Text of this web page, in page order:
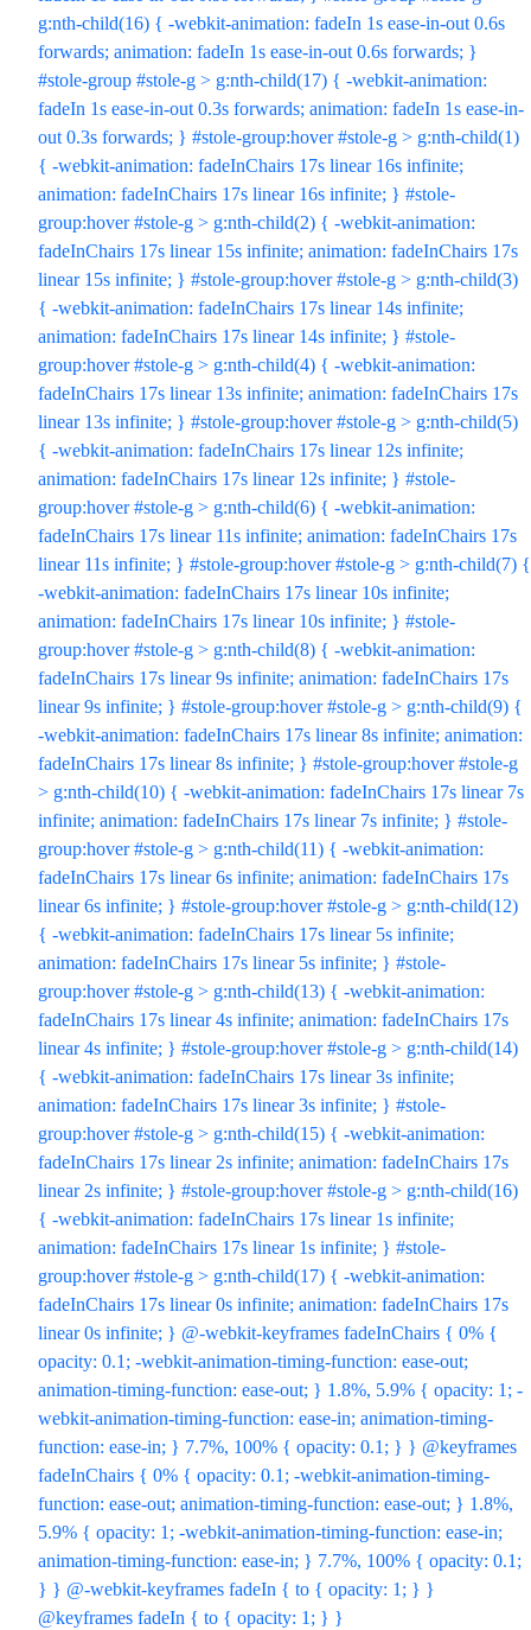
g:nth-child(16) { -webkit-animation: fadeIn 1s ease-in-out 0.6s
forwards; animation: fadeIn 1s ease-in-out 0.6s forwards; }
#stole-group #stole-g > g:nth-child(17) { -webkit-animation:
fadeIn 1s ease-in-out 0.3s forwards; animation: fadeIn 1s ease-in-
out 0.3s forwards; } #stole-group:hover #stole-g > g:nth-child(1)
{ -webkit-animation: fadeInChairs 17s linear 16s infinite;
animation: fadeInChairs 17s linear 16s infinite; } #stole-
group:hover #stole-g > g:nth-child(2) { -webkit-animation:
fadeInChairs 17s linear 15s infinite; animation: fadeInChairs 17s
linear 15s infinite; } #stole-group:hover #stole-g > g:nth-child(3)
{ -webkit-animation: fadeInChairs 17s linear 14s infinite;
animation: fadeInChairs 17s linear 14s infinite; } #stole-
group:hover #stole-g > g:nth-child(4) { -webkit-animation:
fadeInChairs 17s linear 13s infinite; animation: fadeInChairs 17s
linear 13s infinite; } #stole-group:hover #stole-g > g:nth-child(5)
{ -webkit-animation: fadeInChairs 17s linear 12s infinite;
animation: fadeInChairs 17s linear 12s infinite; } #stole-
group:hover #stole-g > g:nth-child(6) { -webkit-animation:
fadeInChairs 17s linear 11s infinite; animation: fadeInChairs 17s
linear 11s infinite; } #stole-group:hover #stole-g > g:nth-child(7) {
-webkit-animation: fadeInChairs 17s linear 10s infinite;
animation: fadeInChairs 17s linear 10s infinite; } #stole-
group:hover #stole-g > g:nth-child(8) { -webkit-animation:
fadeInChairs 17s linear 9s infinite; animation: fadeInChairs 17s
linear 9s infinite; } #stole-group:hover #stole-g > g:nth-child(9) {
-webkit-animation: fadeInChairs 17s linear 8s infinite; animation:
fadeInChairs 17s linear 8s infinite; } #stole-group:hover #stole-g
> g:nth-child(10) { -webkit-animation: fadeInChairs 17s linear 7s
infinite; animation: fadeInChairs 17s linear 7s infinite; } #stole-
group:hover #stole-g > g:nth-child(11) { -webkit-animation:
fadeInChairs 17s linear 6s infinite; animation: fadeInChairs 17s
linear 6s infinite; } #stole-group:hover #stole-g > g:nth-child(12)
{ -webkit-animation: fadeInChairs 17s linear 5s infinite;
animation: fadeInChairs 17s linear 5s infinite; } #stole-
group:hover #stole-g > g:nth-child(13) { -webkit-animation:
fadeInChairs 17s linear 4s infinite; animation: fadeInChairs 17s
linear 4s infinite; } #stole-group:hover #stole-g > g:nth-child(14)
{ -webkit-animation: fadeInChairs 17s linear 3s infinite;
animation: fadeInChairs 17s linear 3s infinite; } #stole-
group:hover #stole-g > g:nth-child(15) { -webkit-animation:
fadeInChairs 17s linear 2s infinite; animation: fadeInChairs 17s
linear 2s infinite; } #stole-group:hover #stole-g > g:nth-child(16)
{ -webkit-animation: fadeInChairs 17s linear 1s infinite;
animation: fadeInChairs 17s linear 1s infinite; } #stole-
group:hover #stole-g > g:nth-child(17) { -webkit-animation:
fadeInChairs 17s linear 0s infinite; animation: fadeInChairs 17s
linear 0s infinite; } @-webkit-keyframes fadeInChairs { 0% {
opacity: 0.1; -webkit-animation-timing-function: ease-out;
animation-timing-function: ease-out; } 1.8%, 5.9% { opacity: 1; -
webkit-animation-timing-function: ease-in; animation-timing-
function: ease-in; } 7.7%, 100% { opacity: 0.1; } } @keyframes
fadeInChairs { 0% { opacity: 0.1; -webkit-animation-timing-
function: ease-out; animation-timing-function: ease-out; } 1.8%,
5.9% { opacity: 1; -webkit-animation-timing-function: ease-in;
animation-timing-function: ease-in; } 7.7%, 100% { opacity: 0.1;
} } @-webkit-keyframes fadeIn { to { opacity: 1; } }
@keyframes fadeIn { to { opacity: 1; } }